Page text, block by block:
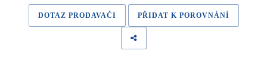
DOTAZ PRODAVAČI PŘIDAT K POROVNÁNÍ